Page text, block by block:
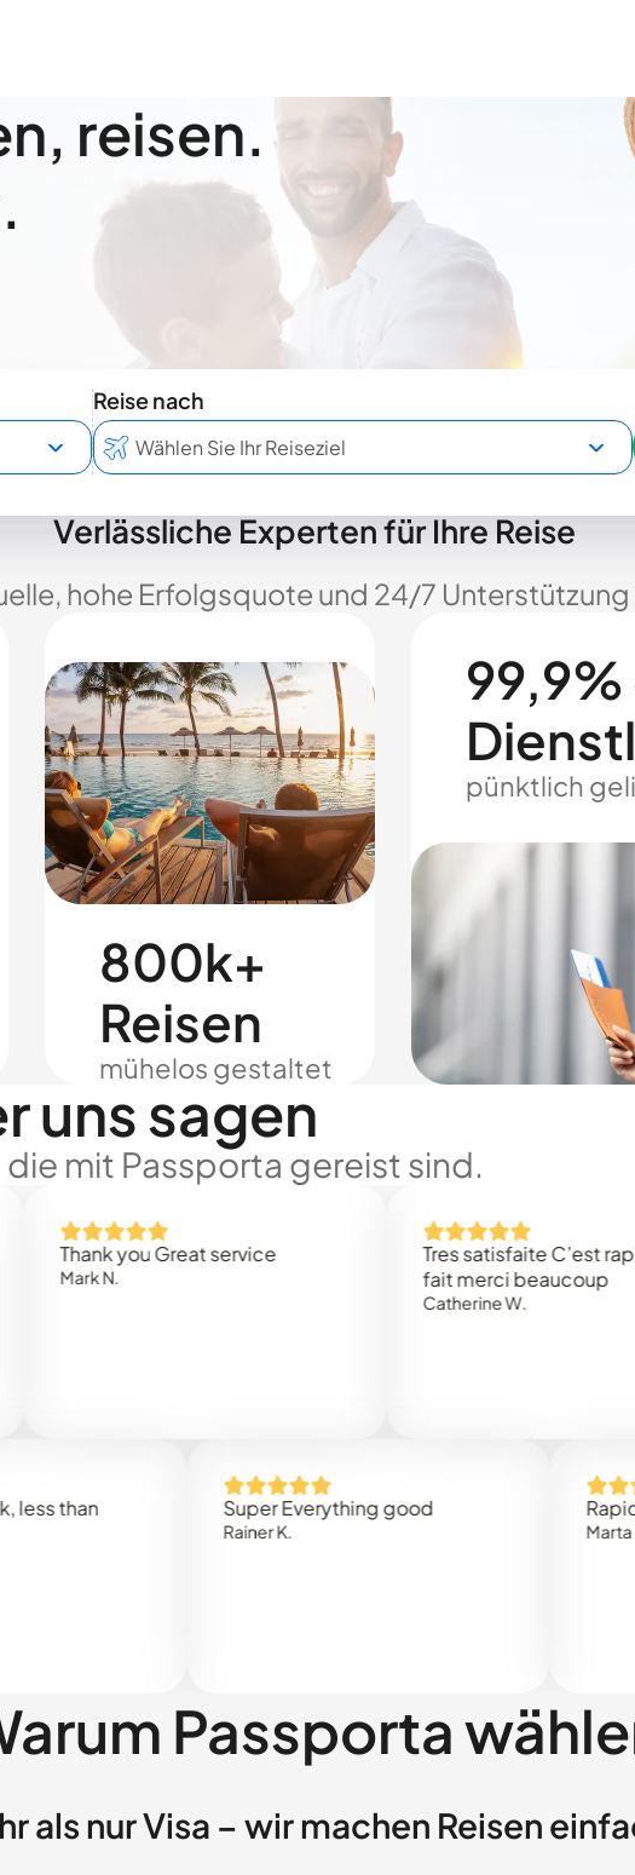
reisen.
Reise nach
Verlässliche Experten für Ihre Reise
hohe Erfolgsquote und 24/7 Unterstützung
800k+
Reisen
mühelos gestaltet
pünktlich
uns sagen
mit Passporta gereist sind.
Thank you Great service
Tres satisfaite C’est
fait merci beaucoup
Catherine W.
Super Everything good
Rainer K.
Rapidez y
Passporta
als nur Visa – wir machen Reisen